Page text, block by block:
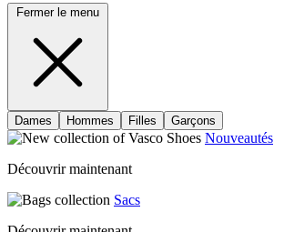
Fermer le menu
Dames Hommes Filles Garçons
Nouveautés
Découvrir maintenant
Sacs